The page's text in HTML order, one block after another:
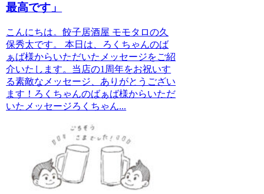
最高です」
こんにちは。餃子居酒屋 モモタロの久
保秀太です。 本日は、ろくちゃんのば
ぁば様からいただいたメッセージをご紹
介いたします。当店の1周年をお祝いす
る素敵なメッセージ、ありがとうござい
ます！ろくちゃんのばぁば様からいただ
いたメッセージろくちゃん...